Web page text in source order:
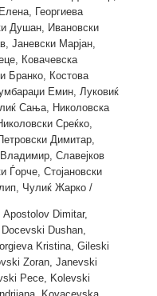
Георгиева
Душан, Ивановски
Јаневски Марјан,
Ковачевска
Бранко, Костова
Емин, Луковиќ
Сања, Николовска
Среќко,
Димитар,
Славејков
Ѓорче, Стојановски
Чулиќ Жарко /
Dimitar,
Dushan,
Kristina, Gileski
Zoran, Janevski
Pece, Kolevski